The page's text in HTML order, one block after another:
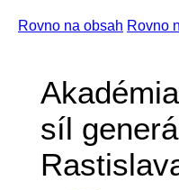
Rovno na obsah Rovno
síl